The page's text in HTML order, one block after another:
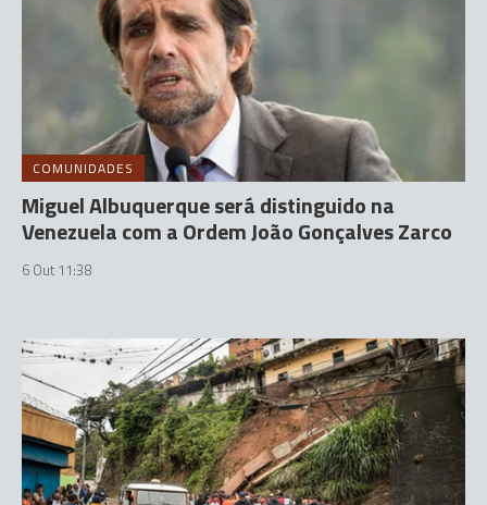
COMUNIDADES
Miguel Albuquerque será distinguido na
Venezuela com a Ordem João Gonçalves Zarco
6 Out 11:38